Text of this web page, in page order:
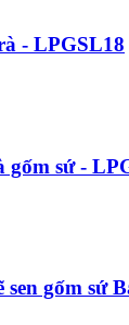
- LPGSL18
gốm sứ -
gốm sứ